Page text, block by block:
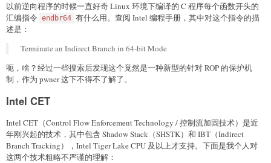
以前逆向程序的时候一直好奇 Linux 环境下编译的 C 程序每个函数开头的
汇编指令 endbr64 有什么用。查阅 Intel 编程手册，其中对这个指令的描
述是：
Terminate an Indirect Branch in 64-bit Mode
呃，啥？经过一些搜索后发现这个竟然是一种新型的针对 ROP 的保护机
制，作为 pwner 这下不得不了解了。
Intel CET
Intel CET（Control Flow Enforcement Technology / 控制流加固技术）是近
年刚兴起的技术，其中包含 Shadow Stack（SHSTK）和 IBT（Indirect
Branch Tracking），Intel Tiger Lake CPU 及以上才支持。下面是我个人对
这两个技术粗略不严谨的理解：